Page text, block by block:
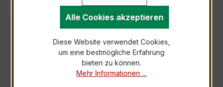
Der EASKD 31.8 3x200/5A 2,5VA Kl.0,2 ist ein
kompakter, hochpräziser
Verrechnungsstromwandler der bewährten
Alle Cookies akzeptieren
Diese Website verwendet Cookies,
um eine bestmögliche Erfahrung
bieten zu können.
Mehr Informationen ...